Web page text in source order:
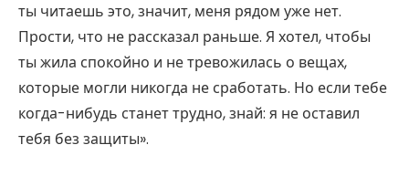
ты читаешь это, значит, меня рядом уже нет.
Прости, что не рассказал раньше. Я хотел, чтобы
ты жила спокойно и не тревожилась о вещах,
которые могли никогда не сработать. Но если тебе
когда-нибудь станет трудно, знай: я не оставил
тебя без защиты».